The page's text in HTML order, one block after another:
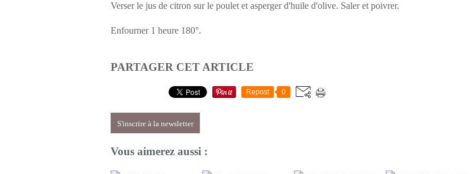
Verser le jus de citron sur le poulet et asperger d'huile d'olive. Saler et poivrer.
Enfourner 1 heure 180°.
PARTAGER CET ARTICLE
Repost 0
S'inscrire à la newsletter
Vous aimerez aussi :